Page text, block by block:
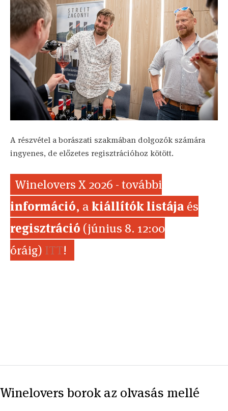
A részvétel a borászati szakmában dolgozók számára
ingyenes, de előzetes regisztrációhoz kötött.
Winelovers X 2026 - további
információ, a kiállítók listája és
regisztráció (június 8. 12:00
óráig) ITT!
Winelovers borok az olvasás mellé